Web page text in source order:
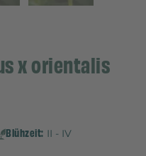
x orientalis
Blühzeit: II - IV